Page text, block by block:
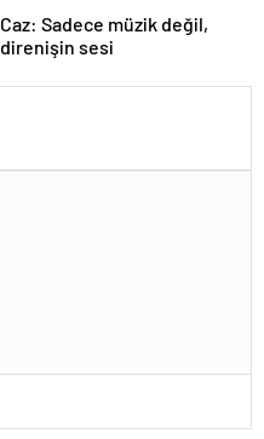
Caz: Sadece müzik değil,
direnişin sesi